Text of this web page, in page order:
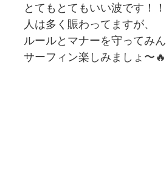
とてもとてもいい波です！！
人は多く賑わってますが、
ルールとマナーを守ってみ
サーフィン楽しみましょ〜🔥